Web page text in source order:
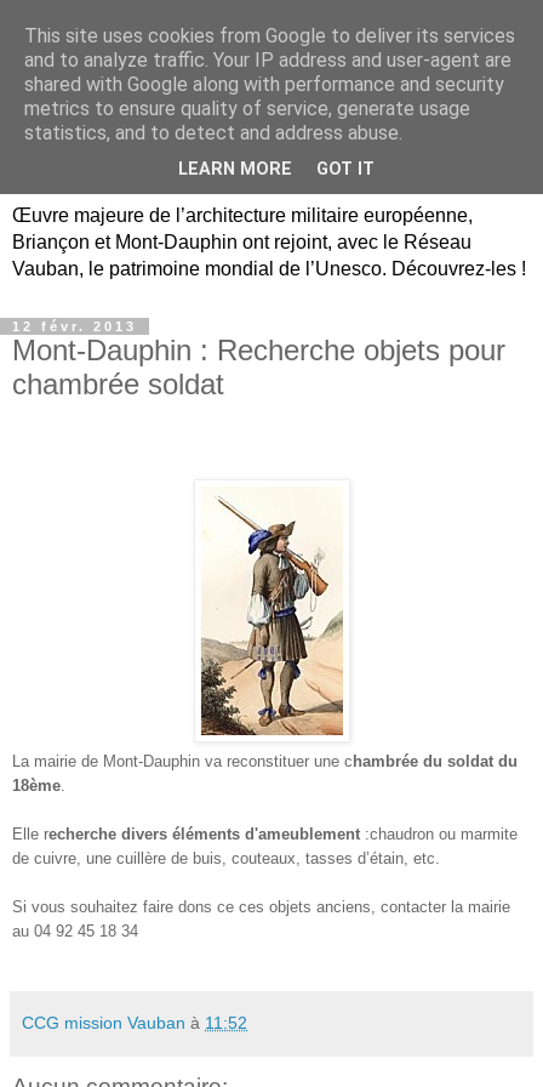
Briançon, Mont-Dauphin,
Vauban Unesco Hautes-
Œuvre majeure de l’architecture militaire européenne,
Briançon et Mont-Dauphin ont rejoint, avec le Réseau
Vauban, le patrimoine mondial de l’Unesco. Découvrez-les !
12 févr. 2013
Mont-Dauphin : Recherche objets pour
chambrée soldat
La mairie de Mont-Dauphin va reconstituer une c hambrée du soldat du
18ème
Elle recherche divers éléments d'ameublement :chaudron ou marmite
de cuivre, une cuillère de buis, couteaux, tasses d’étain, etc.
Si vous souhaitez faire dons ce ces objets anciens, contacter la mairie
au 04 92 45 18 34
CCG mission Vauban à 11:52
This site uses cookies from Google to deliver its services
and to analyze traffic. Your IP address and user-agent are
shared with Google along with performance and security
metrics to ensure quality of service, generate usage
statistics, and to detect and address abuse.
LEARN MORE GOT IT